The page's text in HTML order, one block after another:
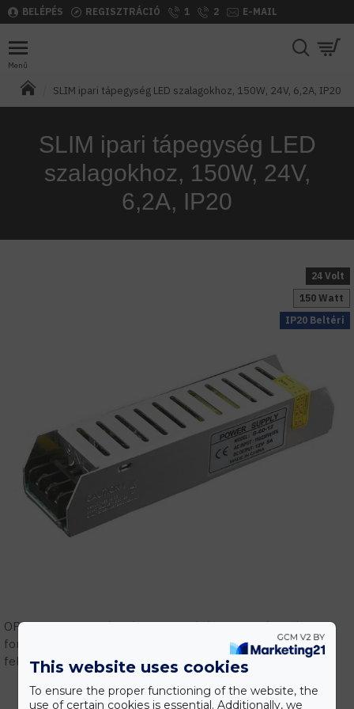
BELÉPÉS REGISZTRÁCIÓ 1 2 E-MAIL
SLIM ipari tápegység LED szalagokhoz, 150W, 24V, 6,2A, IP20
SLIM ipari tápegység LED
szalagokhoz, 150W, 24V,
6,2A, IP20
IP20 Beltéri
24 Volt
150 Watt
OPTONICA LED gyári képviselet! Vásárolj megbízható
forrásból! Szakmai támogatás, tervezés, gyári garanciális
feltételek.
This website uses cookies
To ensure the proper functioning of the website, the
use of certain cookies is essential. Additionally, we